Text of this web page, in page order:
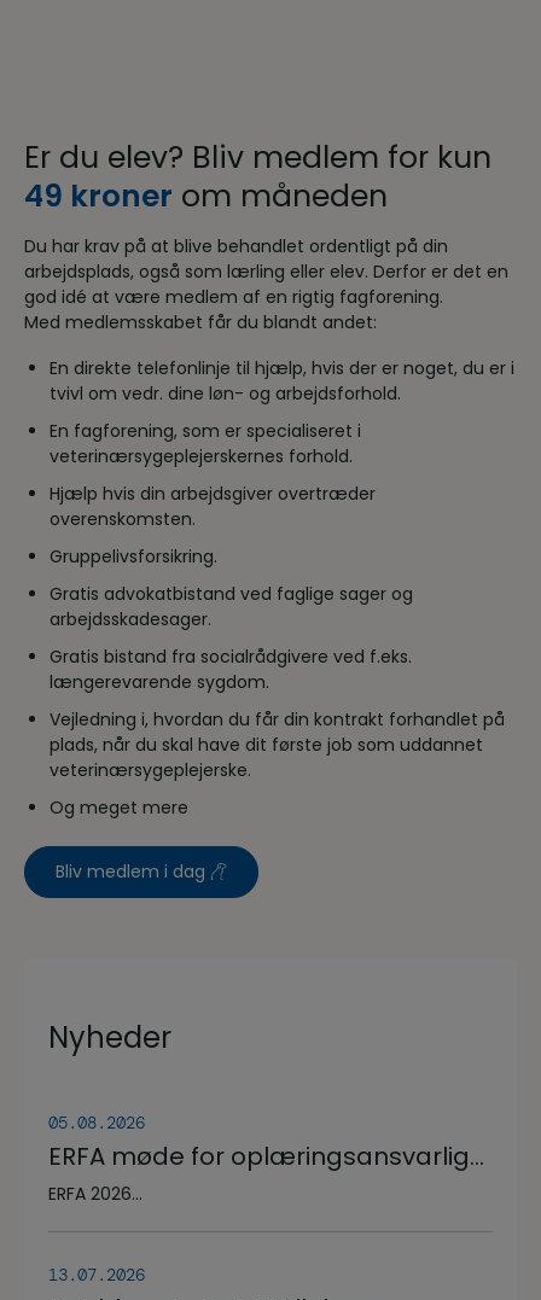
Er du elev? Bliv medlem for kun
49 kroner om måneden
Du har krav på at blive behandlet ordentligt på din
arbejdsplads, også som lærling eller elev. Derfor er det en
god idé at være medlem af en rigtig fagforening.
Med medlemsskabet får du blandt andet:
En direkte telefonlinje til hjælp, hvis der er noget, du er i
tvivl om vedr. dine løn- og arbejdsforhold.
En fagforening, som er specialiseret i
veterinærsygeplejerskernes forhold.
Hjælp hvis din arbejdsgiver overtræder
overenskomsten.
Gruppelivsforsikring.
Gratis advokatbistand ved faglige sager og
arbejdsskadesager.
Gratis bistand fra socialrådgivere ved f.eks.
længerevarende sygdom.
Vejledning i, hvordan du får din kontrakt forhandlet på
plads, når du skal have dit første job som uddannet
veterinærsygeplejerske.
Og meget mere
Bliv medlem i dag
Nyheder
05.08.2026
ERFA møde for oplæringsansvarlige
på veterinærsygeplejerske
ERFA 2026...
13.07.2026